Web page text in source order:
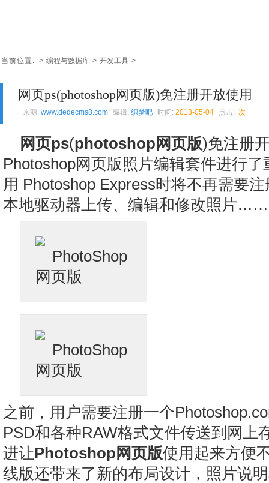
当前位置: > 编程与数据库 > 开发工具 >
网页ps(photoshop网页版)免注册开放使用
来源: www.dedecms8.com 编辑: 织梦吧 时间: 2013-05-04 点击: 次
网页ps(photoshop网页版)免注册
Photoshop网页版照片编辑套件进行
用 Photoshop Express时将不再需要
本地驱动器上传、编辑和修改照片……
之前，用户需要注册一个
PSD和各种RAW格式文件传送到网上
进让Photoshop网页版使用起来方便
线版还带来了新的布局设计，照片说